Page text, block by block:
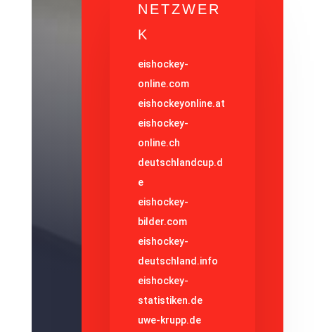
NETZWER
K
eishockey-
online.com
eishockeyonline.at
eishockey-
online.ch
deutschlandcup.d
e
eishockey-
bilder.com
eishockey-
deutschland.info
eishockey-
statistiken.de
uwe-krupp.de